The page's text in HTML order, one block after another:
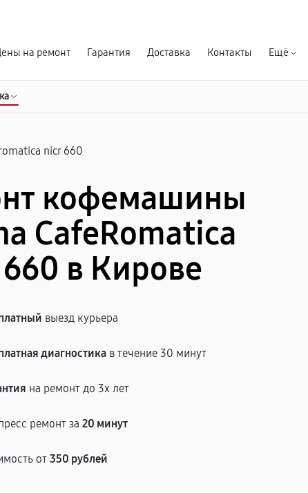
на ремонт Гарантия Доставка Контакты Ещё
nicr 660
кофемашины
CafeRomatica
660 в Кирове
выезд курьера
диагностика в течение 30 минут
на ремонт до 3х лет
ремонт за20 минут
от350 рублей